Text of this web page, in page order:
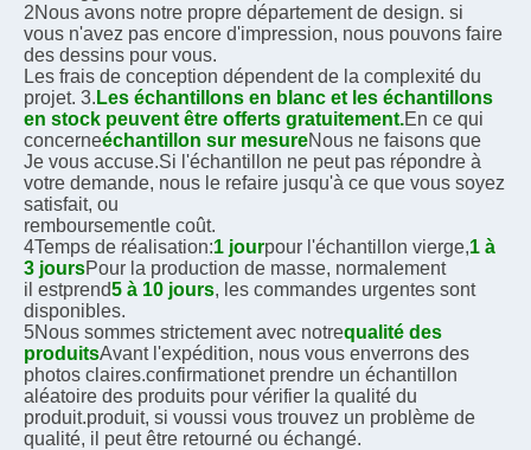
2Nous avons notre propre département de design. si
vous n'avez pas encore d'impression, nous pouvons faire
des dessins pour vous.
Les frais de conception dépendent de la complexité du
projet. 3. Les échantillons en blanc et les échantillons
en stock peuvent être offerts gratuitement.En ce qui
concerneéchantillon sur mesureNous ne faisons que
Je vous accuse.Si l'échantillon ne peut pas répondre à
votre demande, nous le refaire jusqu'à ce que vous soyez
satisfait, ou
remboursementle coût.
4Temps de réalisation:1 jourpour l'échantillon vierge,1 à
3 joursPour la production de masse, normalement
il estprend5 à 10 jours, les commandes urgentes sont
disponibles.
5Nous sommes strictement avec notrequalité des
produitsAvant l'expédition, nous vous enverrons des
photos claires.confirmationet prendre un échantillon
aléatoire des produits pour vérifier la qualité du
produit.produit, si voussi vous trouvez un problème de
qualité, il peut être retourné ou échangé.